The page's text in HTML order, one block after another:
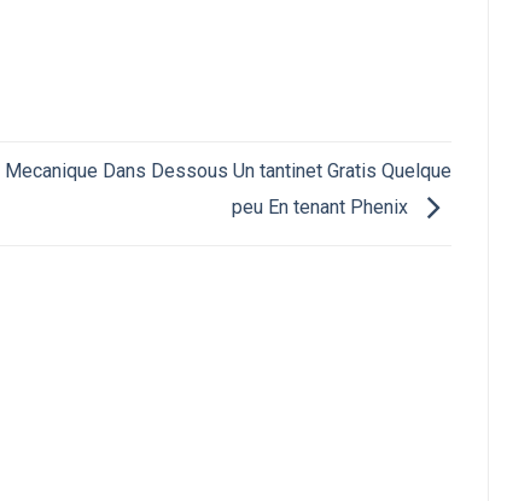
Mecanique Dans Dessous Un tantinet Gratis Quelque
peu En tenant Phenix